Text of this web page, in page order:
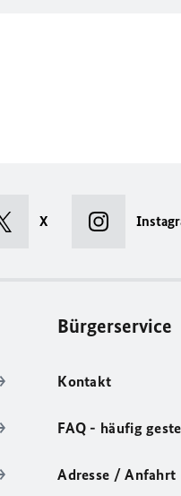
X
Bürgerservice
Kontakt
FAQ - häufig
Adresse / Anfahrt